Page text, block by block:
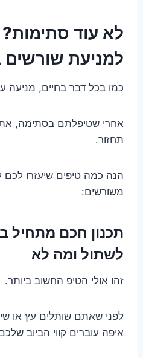
למניעת שורשים
כמו בכל דבר בחיים, מניעה
אחרי שטיפלתם בסתימה,
תחזור.
הנה כמה טיפים שיעזרו לכם
משורשים:
תכנון חכם מתחיל
לשתול ומה לא
זהו אולי הטיפ החשוב ביותר.
לפני שאתם שותלים עץ או
איפה עוברים קווי הביוב